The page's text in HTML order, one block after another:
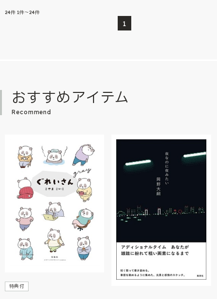
24件 1件～24件
1
おすすめアイテム
Recommend
特典付